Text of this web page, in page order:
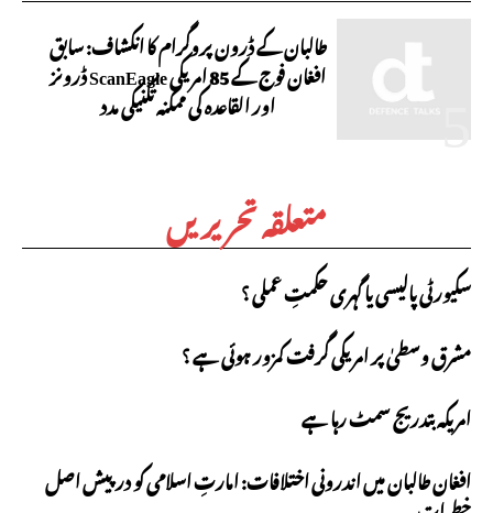
طالبان کے ڈرون پروگرام کا انکشاف: سابق
افغان فوج کے 85 امریکی ScanEagle ڈرونز
اور القاعدہ کی ممکنہ تکنیکی مدد
متعلقہ تحریریں
سکیورٹی پالیسی یا گہری حکمتِ عملی ؟
مشرق وسطیٰ پر امریکی گرفت کمزور ہوئی ہے ؟
امریکہ بتدریج سمٹ رہا ہے
افغان طالبان میں اندرونی اختلافات: امارتِ اسلامی کو درپیش اصل